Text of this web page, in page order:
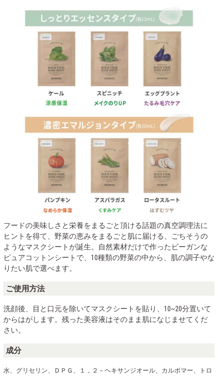
フードの美味しさと栄養をまるごと頂ける話題の真空調理法に
ヒントを得て、野菜の恵みをまるごと肌に届ける、ごちそうの
ようなマスクシートが誕生。自然素材だけで作ったビーガンな
ピュアコットンシートで、10種類の野菜の中から、肌の調子やな
りたい肌で選べます。
ご使用方法
洗顔後、目と口元を除いてマスクシートを貼り、10~20分置いて
からはがします。残った美容液はそのまま肌になじませてくだ
さい。
成分
水、グリセリン、ＤＰＧ、１，２－ヘキサンジオール、カルボマー、トロ